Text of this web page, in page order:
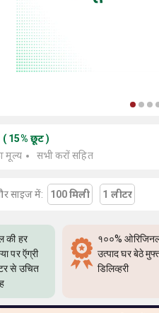
( 15% छूट)
मूल्य
सभी करों सहित
साइज में: 100 मिली 1 लीटर
की हर
पर ऍग्री
से उचित
१००%
उत्पाद घर बेठे
डिलिव्हरी